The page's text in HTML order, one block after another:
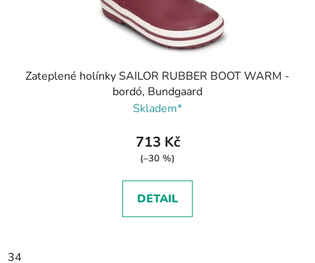
Zateplené holínky SAILOR RUBBER BOOT WARM -
bordó, Bundgaard
Skladem*
713 Kč
(–30 %)
DETAIL
34